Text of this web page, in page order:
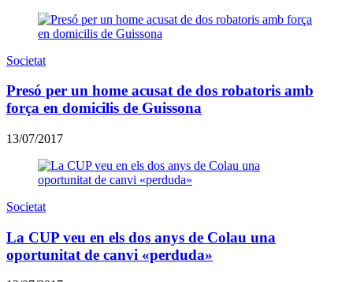
Societat
Presó per un home acusat de dos robatoris amb
força en domicilis de Guissona
13/07/2017
Societat
La CUP veu en els dos anys de Colau una
oportunitat de canvi «perduda»